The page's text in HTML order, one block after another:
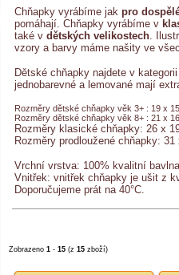
Chňapky vyrábíme jakpro
pomáhají. Chňapky vyrábíme v
také vdětských velikostech.
vzory a barvy máme našity ve
Dětské chňapky najdete v
jednobarevné a lemované mají
Rozměry dětské chňapky věk 3+ : 19 x
Rozměry dětské chňapky věk 8+ : 21 x
Rozměry klasické chňapky:26 x
Rozměry prodloužené chňapky:31
Vrchní vrstva: 100% kvalitní
Vnitřek: vnitřek chňapky je ušit z
Doporučujeme prát na 40°C.
Zobrazeno 1 - 15(z 15zboží)